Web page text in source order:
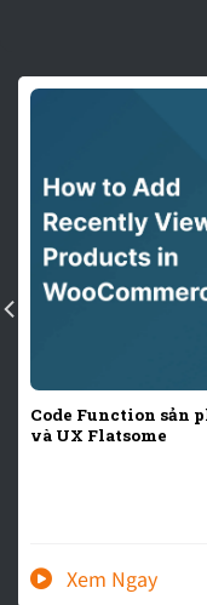
Code Function sản
và UX Flatsome